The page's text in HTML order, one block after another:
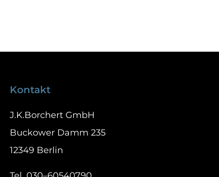
Kontakt
J.K.Borchert GmbH
Buckower Damm 235
12349 Berlin